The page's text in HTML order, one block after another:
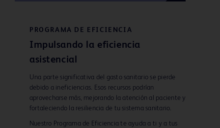
PROGRAMA DE EFICIENCIA
Impulsando la eficiencia
asistencial
Una parte significativa del gasto sanitario se pierde
debido a ineficiencias. Esos recursos podrían
aprovecharse más, mejorando la atención al paciente y
fortaleciendo la resiliencia de tu sistema sanitario.
Nuestro Programa de Eficiencia te ayuda a ti y a tus